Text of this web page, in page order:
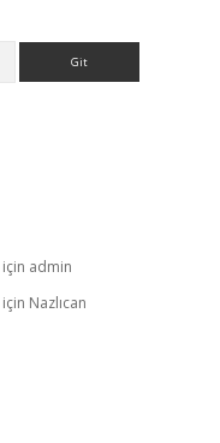
için admin
için Nazlıcan